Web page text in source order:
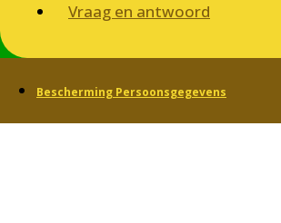
Vraag en antwoord
Bescherming Persoonsgegevens